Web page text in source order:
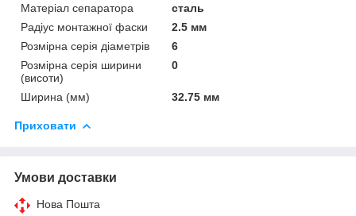
Матеріал сепаратора
сталь
Радіус монтажної фаски
2.5 мм
Розмірна серія діаметрів
6
Розмірна серія ширини
(висоти)
0
Ширина (мм) 32.75 мм
Приховати
Умови доставки
Нова Пошта